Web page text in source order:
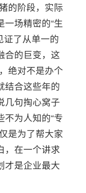
的阶段，实际
场精密的“生
证了从单一的
合的巨变，这
绝对不是办个
结合这些年的
几句掏心窝子
不为人知的“专
是为了帮大家
，在一个讲求
才是企业最大